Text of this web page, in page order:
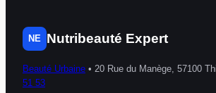
NE Nutribeauté Expert
Beauté Urbaine • 20 Rue du Manège, 57100
51 53